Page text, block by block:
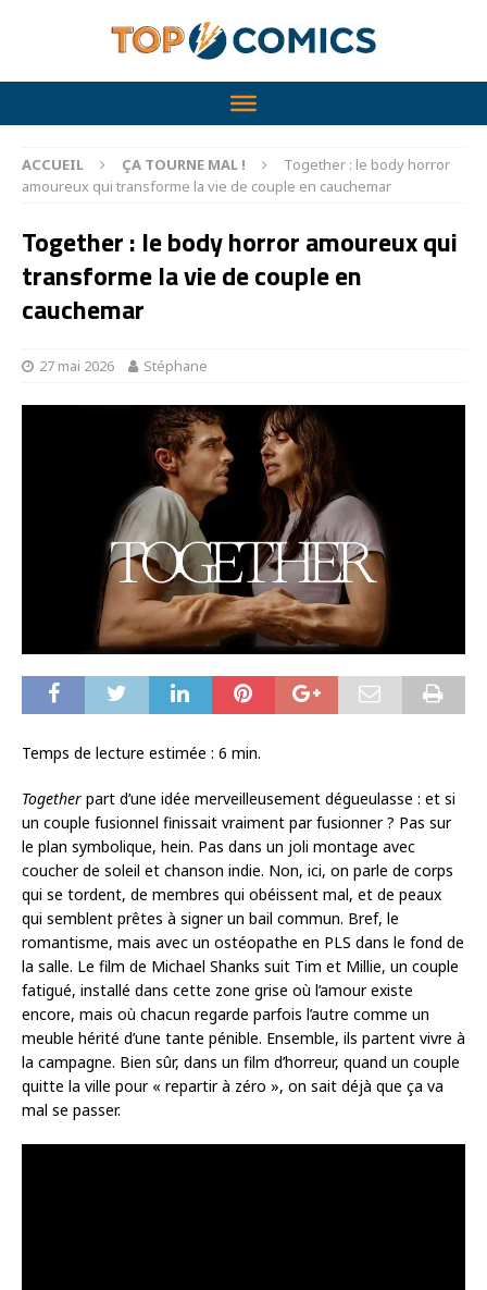
ACCUEIL ÇA TOURNE MAL !
Together : le body horror
amoureux qui transforme la vie de couple en cauchemar
Together : le body horror amoureux qui
transforme la vie de couple en
cauchemar
27 mai 2026 Stéphane
Temps de lecture estimée : 6 min.
Together part d’une idée merveilleusement dégueulasse : et si
un couple fusionnel finissait vraiment par fusionner ? Pas sur
le plan symbolique, hein. Pas dans un joli montage avec
coucher de soleil et chanson indie. Non, ici, on parle de corps
qui se tordent, de membres qui obéissent mal, et de peaux
qui semblent prêtes à signer un bail commun. Bref, le
romantisme, mais avec un ostéopathe en PLS dans le fond de
la salle. Le film de Michael Shanks suit Tim et Millie, un couple
fatigué, installé dans cette zone grise où l’amour existe
encore, mais où chacun regarde parfois l’autre comme un
meuble hérité d’une tante pénible. Ensemble, ils partent vivre à
la campagne. Bien sûr, dans un film d’horreur, quand un couple
quitte la ville pour « repartir à zéro », on sait déjà que ça va
mal se passer.